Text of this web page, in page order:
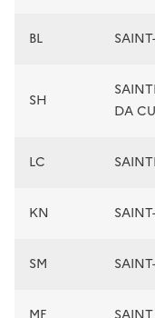
BL
SH
DA
LC
KN
SM